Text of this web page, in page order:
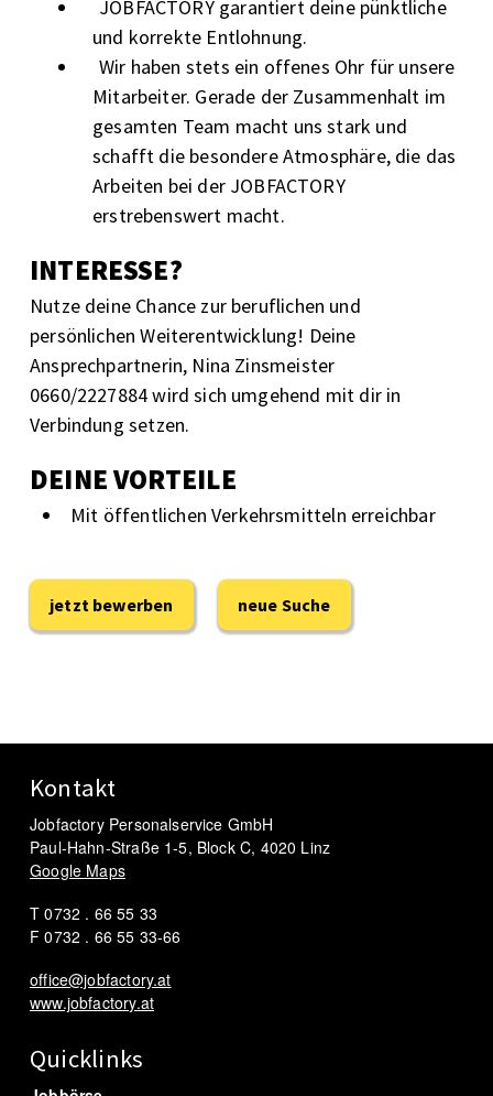
JOBFACTORY garantiert deine pünktliche
und korrekte Entlohnung.
Wir haben stets ein offenes Ohr für unsere
Mitarbeiter. Gerade der Zusammenhalt im
gesamten Team macht uns stark und
schafft die besondere Atmosphäre, die das
Arbeiten bei der JOBFACTORY
erstrebenswert macht.
INTERESSE?
Nutze deine Chance zur beruflichen und
persönlichen Weiterentwicklung! Deine
Ansprechpartnerin, Nina Zinsmeister
0660/2227884 wird sich umgehend mit dir in
Verbindung setzen.
DEINE VORTEILE
Mit öffentlichen Verkehrsmitteln erreichbar
jetzt bewerben neue Suche
Kontakt
Jobfactory Personalservice GmbH
Paul-Hahn-Straße 1-5, Block C, 4020 Linz
Google Maps
T 0732 . 66 55 33
F 0732 . 66 55 33-66
office@jobfactory.at
www.jobfactory.at
Quicklinks